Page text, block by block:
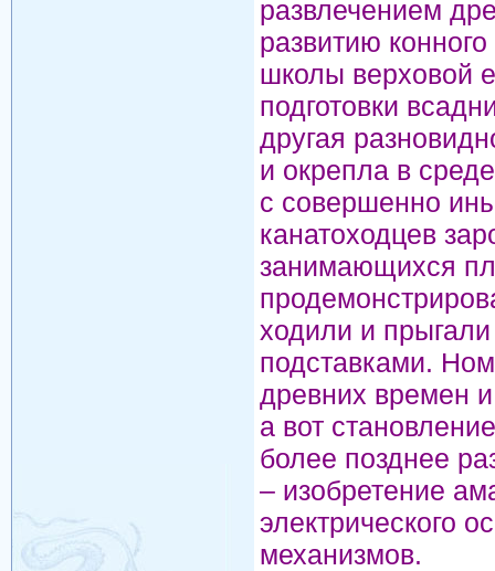
развлечением
развитию
школы верховой
подготовки
другая
и окрепла в
с совершенно
канатоходцев
занимающихся
ходили и
подставками.
древних времен
а вот
более позднее
– изобретение
электрического
механизмов.